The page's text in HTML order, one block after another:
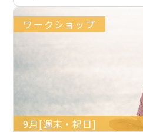
ワークショップ
9月[週末・祝日]